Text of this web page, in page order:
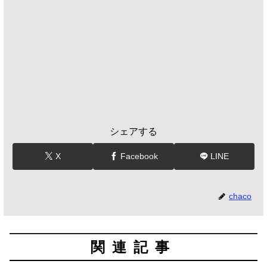
シェアする
X Facebook LINE
chaco
関連記事